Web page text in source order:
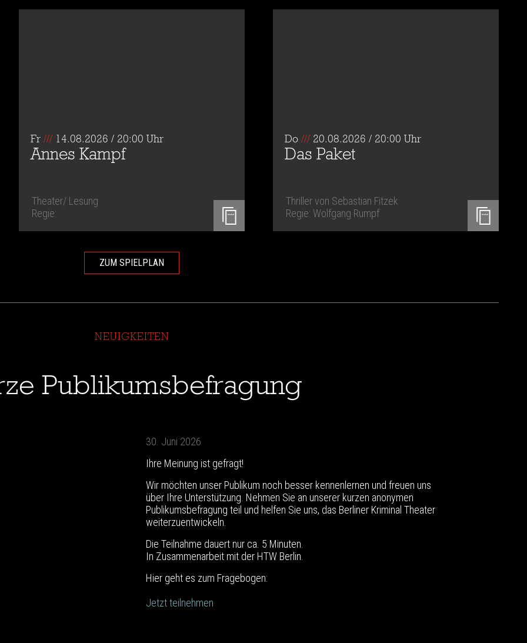
Fr ///14.08.2026 / 20:00 Uhr
Annes Kampf
Theater/ Lesung
Regie:
Do ///20.08.2026 / 20:00 Uhr
Das Paket
Thriller von Sebastian Fitzek
Regie: Wolfgang Rumpf
ZUM SPIELPLAN
NEUIGKEITEN
Publikumsbefragung
30. Juni 2026
Ihre Meinung ist gefragt!
Wir möchten unser Publikum noch besser kennenlernen und freuen uns
über Ihre Unterstützung. Nehmen Sie an unserer kurzen anonymen
Publikumsbefragung teil und helfen Sie uns, das Berliner Kriminal Theater
weiterzuentwickeln.
Die Teilnahme dauert nur ca. 5 Minuten.
In Zusammenarbeit mit der HTW Berlin.
Hier geht es zum Fragebogen:
Jetzt teilnehmen